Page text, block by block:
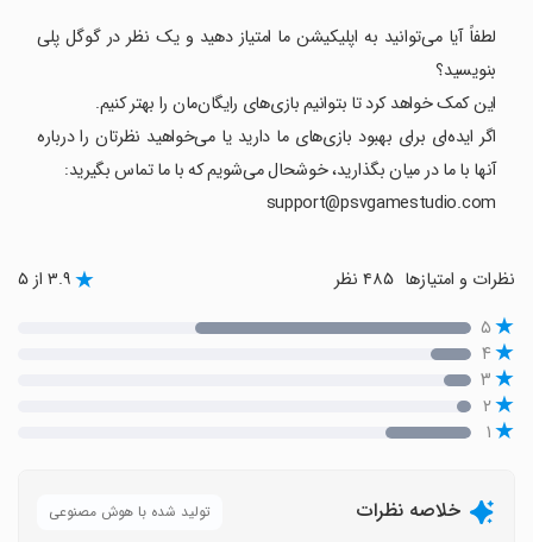
لطفاً آیا می‌توانید به اپلیکیشن ما امتیاز دهید و یک نظر در گوگل پلی
بنویسید؟
این کمک خواهد کرد تا بتوانیم بازی‌های رایگان‌مان را بهتر کنیم.
اگر ایده‌ای برای بهبود بازی‌های ما دارید یا می‌خواهید نظرتان را درباره
آنها با ما در میان بگذارید، خوشحال می‌شویم که با ما تماس بگیرید:
support@psvgamestudio.com
نظرات و امتیازها ۳.۹ از ۵
۵
۴
۳
۲
۱
خلاصه نظرات تولید شده با هوش مصنوعی